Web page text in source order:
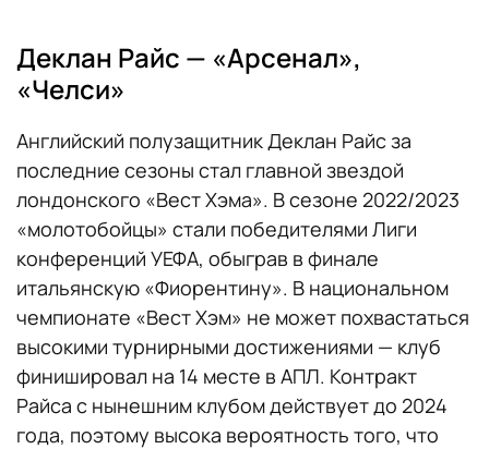
Деклан Райс — «Арсенал»,
«Челси»
Английский полузащитник Деклан Райс за
последние сезоны стал главной звездой
лондонского «Вест Хэма». В сезоне 2022/2023
«молотобойцы» стали победителями Лиги
конференций УЕФА, обыграв в финале
итальянскую «Фиорентину». В национальном
чемпионате «Вест Хэм» не может похвастаться
высокими турнирными достижениями — клуб
финишировал на 14 месте в АПЛ. Контракт
Райса с нынешним клубом действует до 2024
года, поэтому высока вероятность того, что